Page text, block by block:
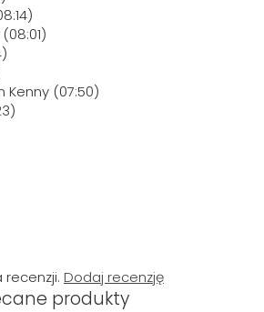
Kenny (07:50)
Dodaj recenzję
produkty